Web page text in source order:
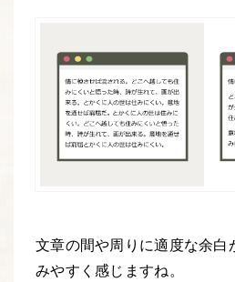
文章の間や周りに適度な余白
みやすく感じますね。